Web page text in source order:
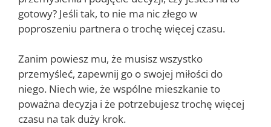
gotowy? Jeśli tak, to nie ma nic złego w
poproszeniu partnera o trochę więcej czasu.
Zanim powiesz mu, że musisz wszystko
przemyśleć, zapewnij go o swojej miłości do
niego. Niech wie, że wspólne mieszkanie to
poważna decyzja i że potrzebujesz trochę więcej
czasu na tak duży krok.